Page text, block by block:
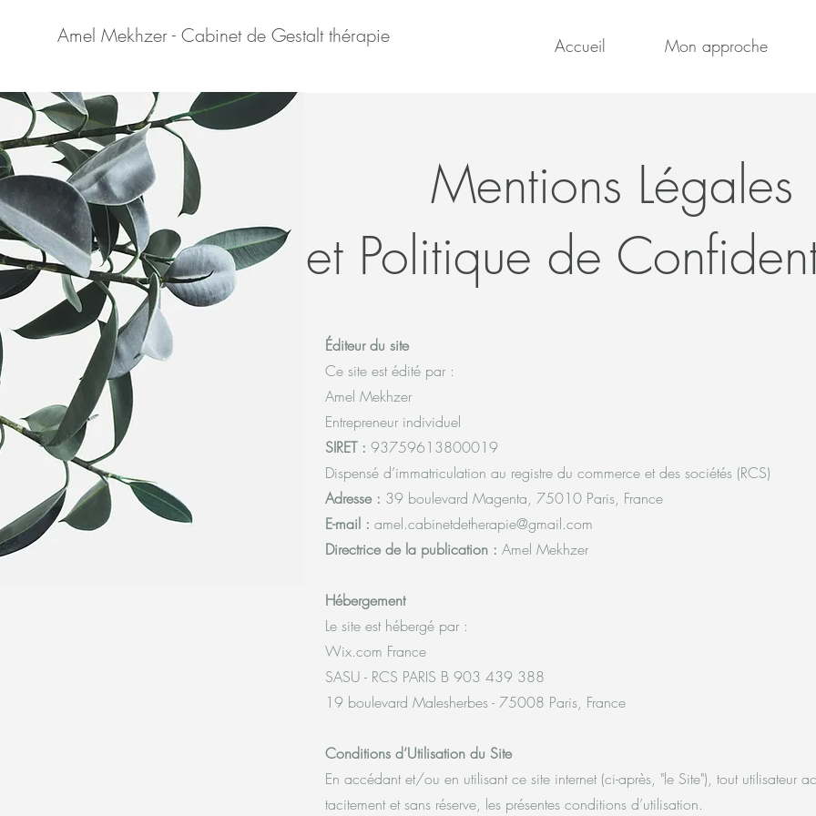
Amel Mekhzer - Cabinet de Gestalt thérapie Accueil Mon approche
Mentions Légales
et Politique de
Éditeur du site
Ce site est édité par :
Amel Mekhzer
Entrepreneur individuel
SIRET : 93759613800019
Dispensé d’immatriculation au registre du commerce et des sociétés (RCS)
Adresse : 39 boulevard Magenta, 75010 Paris, France
E-mail : amel.cabinetdetherapie@gmail.com
Directrice de la publication : Amel Mekhzer
Hébergement
Le site est hébergé par :
Wix.com France
SASU - RCS PARIS B 903 439 388
19 boulevard Malesherbes - 75008 Paris, France
Conditions d’Utilisation du Site
En accédant et/ou en utilisant ce site internet (ci-après, "le Site"), tout utilisateur
tacitement et sans réserve, les présentes conditions d’utilisation.